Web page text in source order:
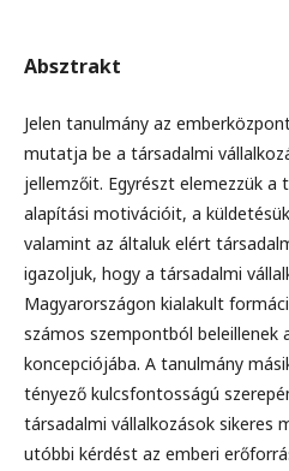
Absztrakt
Jelen tanulmány az
mutatja be a társadalmi
jellemzőit. Egyrészt elemezzük a
alapítási motivációit, a
valamint az általuk elért
igazoljuk, hogy a társadalmi
Magyarországon kialakult
számos szempontból beleillenek
koncepciójába. A tanulmány
tényező kulcsfontosságú
társadalmi vállalkozások sikeres
utóbbi kérdést az emberi